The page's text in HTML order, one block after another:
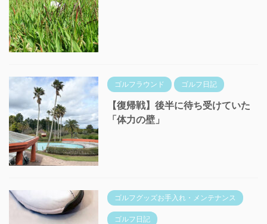
ゴルフラウンド ゴルフ日記
【復帰戦】後半に待ち受けていた
「体力の壁」
ゴルフグッズお手入れ・メンテナンス
ゴルフ日記